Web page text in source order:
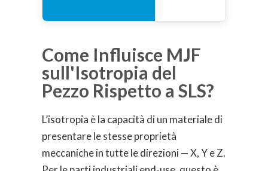
Come Influisce MJF
sull'Isotropia del
Pezzo Rispetto a SLS?
L’isotropia è la capacità di un materiale di
presentare le stesse proprietà
meccaniche in tutte le direzioni — X, Y e Z.